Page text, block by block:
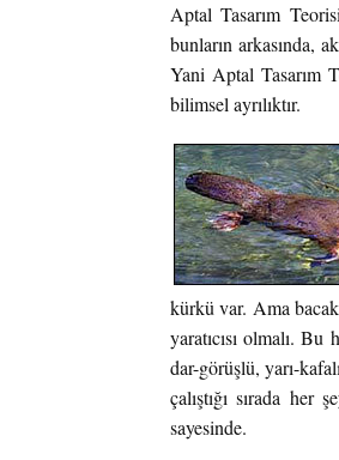
Aptal Tasarım
bunların arkasında,
Yani Aptal Tasarım
bilimsel ayrılıktır.
kürkü var. Ama
yaratıcısı olmalı.
dar-görüşlü, yarı-
çalıştığı sırada
sayesinde.